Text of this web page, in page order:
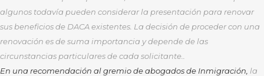
algunos todavía pueden considerar la presentación para renovar
sus beneficios de DACA existentes. La decisión de proceder con una
renovación es de suma importancia y depende de las
circunstancias particulares de cada solicitante..
En una recomendación al gremio de abogados de Inmigración, la